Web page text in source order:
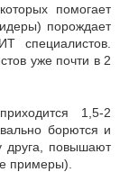
помогает
порождает
специалистов.
уже почти в 2
1,5-2
борются и
друга, повышают
примеры).